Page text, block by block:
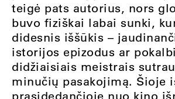
teigė pats autorius, nors
buvo fiziškai labai sunki,
didesnis iššūkis –
istorijos epizodus ar
didžiaisiais meistrais
minučių pasakojimą. Šioje
prasidedančioje nuo kino